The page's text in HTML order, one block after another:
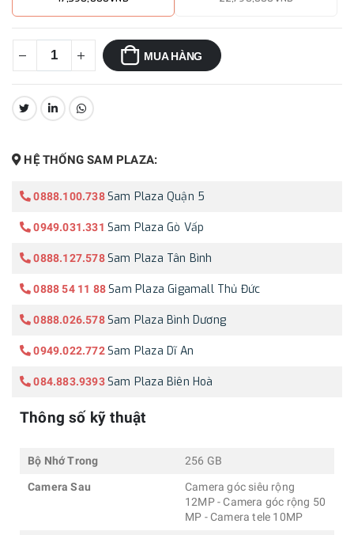
MUA HÀNG
CHIA SẺ:
HỆ THỐNG SAM PLAZA:
0888.100.738 Sam Plaza Quận 5
0949.031.331 Sam Plaza Gò Vấp
0888.127.578 Sam Plaza Tân Bình
0888 54 11 88 Sam Plaza Gigamall Thủ Đức
0888.026.578 Sam Plaza Bình Dương
0949.022.772 Sam Plaza Dĩ An
084.883.9393 Sam Plaza Biên Hoà
Thông số kỹ thuật
Bộ Nhớ Trong 256 GB
Camera Sau
Camera góc siêu rộng
12MP - Camera góc rộng 50
MP - Camera tele 10MP